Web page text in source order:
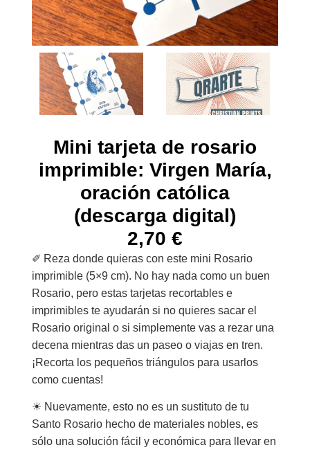
Mini tarjeta de rosario
imprimible: Virgen María,
oración católica
(descarga digital)
2,70 €
✐ Reza donde quieras con este mini Rosario
imprimible (5×9 cm). No hay nada como un buen
Rosario, pero estas tarjetas recortables e
imprimibles te ayudarán si no quieres sacar el
Rosario original o si simplemente vas a rezar una
decena mientras das un paseo o viajas en tren.
¡Recorta los pequeños triángulos para usarlos
como cuentas!
☀︎ Nuevamente, esto no es un sustituto de tu
Santo Rosario hecho de materiales nobles, es
sólo una solución fácil y económica para llevar en